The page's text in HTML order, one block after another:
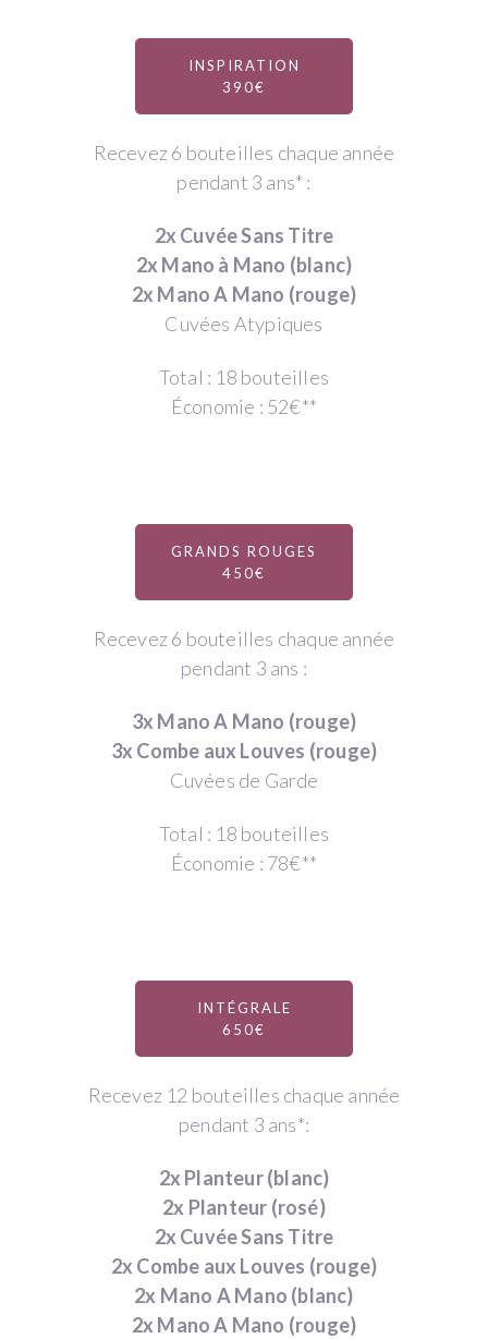
INSPIRATION
390€
Recevez 6 bouteilles chaque année
pendant 3 ans* :
2x Cuvée Sans Titre
2x Mano à Mano (blanc)
2x Mano A Mano (rouge)
Cuvées Atypiques
Total : 18 bouteilles
Économie : 52€**
GRANDS ROUGES
450€
Recevez 6 bouteilles chaque année
pendant 3 ans :
3x Mano A Mano (rouge)
3x Combe aux Louves (rouge)
Cuvées de Garde
Total : 18 bouteilles
Économie : 78€**
INTÉGRALE
650€
Recevez 12 bouteilles chaque année
pendant 3 ans*:
2x Planteur (blanc)
2x Planteur (rosé)
2x Cuvée Sans Titre
2x Combe aux Louves (rouge)
2x Mano A Mano (blanc)
2x Mano A Mano (rouge)